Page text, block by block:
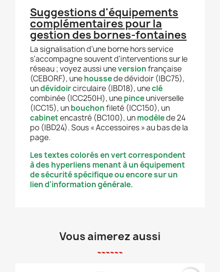
Suggestions d'équipements
complémentaires pour la
gestion des bornes-fontaines
La signalisation d'une borne hors service
s'accompagne souvent d'interventions sur le
réseau ; voyez aussi uneversionfrançaise
(CEBORF), unehoussede dévidoir (IBC75),
undévidoircirculaire (IBD18), uneclé
combinée (ICC250H), unepinceuniverselle
(ICC15), unbouchonfileté (ICC150), un
cabinetencastré (BC100), unmodèlede 24
po (IBD24). Sous « Accessoires » au bas de la
page.
Les textes colorés en vert correspondent
à des hyperliens menant à un équipement
de sécurité spécifique ou encore sur un
lien d'information générale.
Vous aimerez aussi